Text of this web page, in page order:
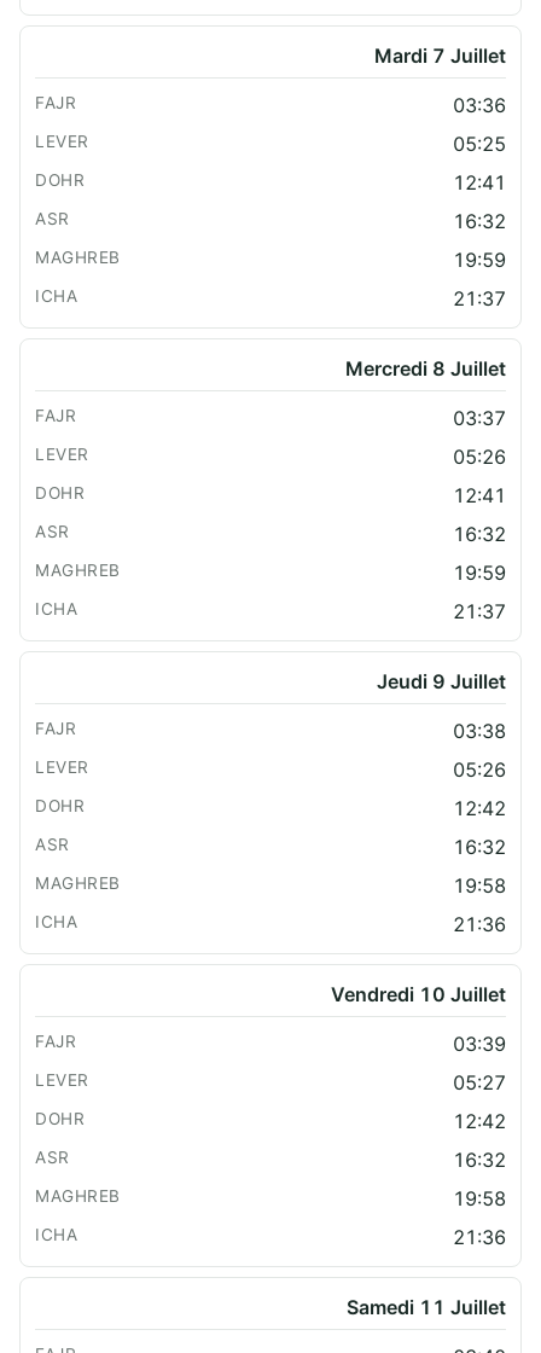
Mardi 7 Juillet
03:36
05:25
12:41
16:32
19:59
21:37
Mercredi 8 Juillet
03:37
05:26
12:41
16:32
19:59
21:37
Jeudi 9 Juillet
03:38
05:26
12:42
16:32
19:58
21:36
Vendredi 10 Juillet
03:39
05:27
12:42
16:32
19:58
21:36
Samedi 11 Juillet